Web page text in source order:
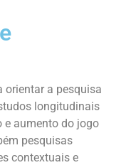
orientar a pesquisa
longitudinais
e aumento do jogo
pesquisas
contextuais e